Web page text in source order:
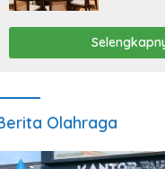
Olahraga